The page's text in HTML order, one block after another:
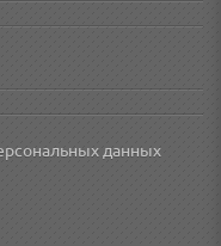
данных